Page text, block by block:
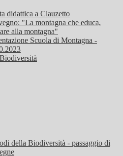
didattica a Clauzetto
"La montagna che educa,
alla montagna"
Scuola di Montagna -
della Biodiversità - passaggio di